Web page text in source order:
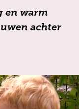
en warm
achter